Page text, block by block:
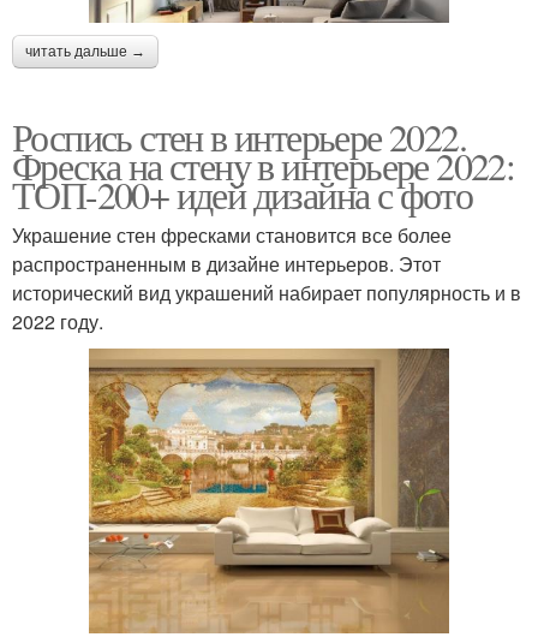
читать дальше →
Роспись стен в интерьере 2022.
Фреска на стену в интерьере 2022:
ТОП-200+ идей дизайна с фото
Украшение стен фресками становится все более
распространенным в дизайне интерьеров. Этот
исторический вид украшений набирает популярность и в
2022 году.